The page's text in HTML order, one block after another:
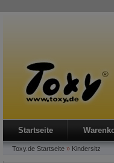
Startseite
Toxy.de Startseite » Kindersitz